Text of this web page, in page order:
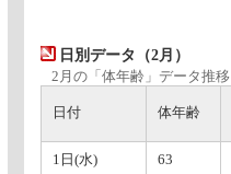
日別データ（2月）
2月の「体年齢」データ推移
日付 体年齢
1日(水) 63